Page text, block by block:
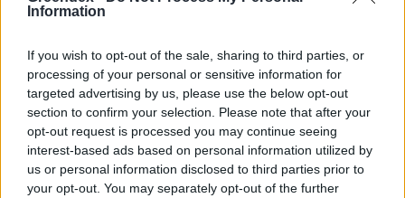
Information
If you wish to opt-out of the sale, sharing to third parties, or
processing of your personal or sensitive information for
targeted advertising by us, please use the below opt-out
section to confirm your selection. Please note that after your
opt-out request is processed you may continue seeing
interest-based ads based on personal information utilized by
us or personal information disclosed to third parties prior to
your opt-out. You may separately opt-out of the further
Szedd magad őszibarack: itt vannak
a legjobb lelőhelyek!
SZEMLE